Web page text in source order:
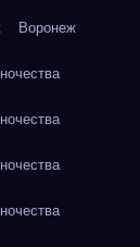
Воронеж